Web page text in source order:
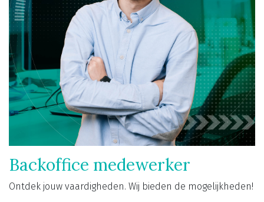
Backoffice medewerker
Ontdek jouw vaardigheden. Wij bieden de mogelijkheden!